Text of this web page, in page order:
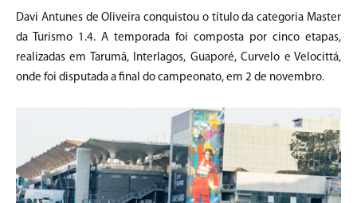
Davi Antunes de Oliveira conquistou o título da categoria Master
da Turismo 1.4. A temporada foi composta por cinco etapas,
realizadas em Tarumã, Interlagos, Guaporé, Curvelo e Velocittá,
onde foi disputada a final do campeonato, em 2 de novembro.